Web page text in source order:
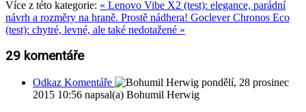
Více z této kategorie: « Lenovo Vibe X2 (test): elegance, parádní
návrh a rozměry na hraně. Prostě nádhera! Goclever Chronos Eco
(test): chytré, levné, ale také nedotažené »
29 komentáře
Odkaz Komentáře
pondělí, 28 prosinec
2015 10:56 napsal(a) Bohumil Herwig